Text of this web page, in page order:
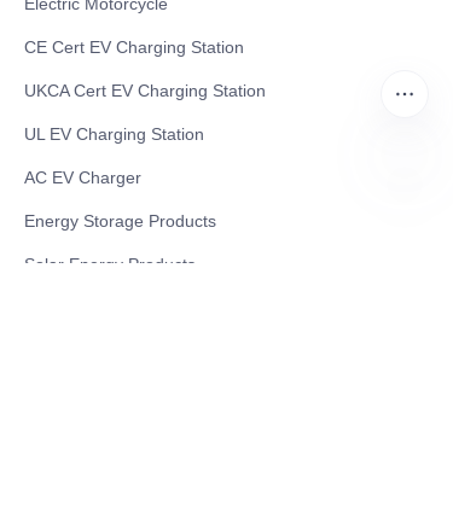
CE Cert EV Charging Station
UKCA Cert EV Charging Station
UL EV Charging Station
AC EV Charger
Energy Storage Products
Solar Energy Products
PT